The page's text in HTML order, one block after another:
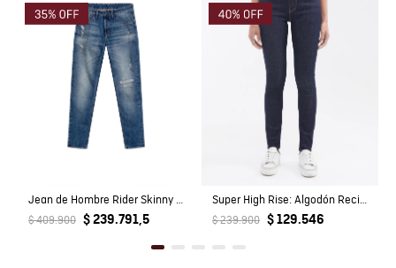
Jean de Hombre Rider Skinny Fit Tiro Bajo Lavado Medio Rotos Detalles en Costuras en Mezcla de Algodón
$ 409.900 $ 239.791,5
Super High Rise: Algodón Reciclado Femenino
$ 239.900 $ 129.546